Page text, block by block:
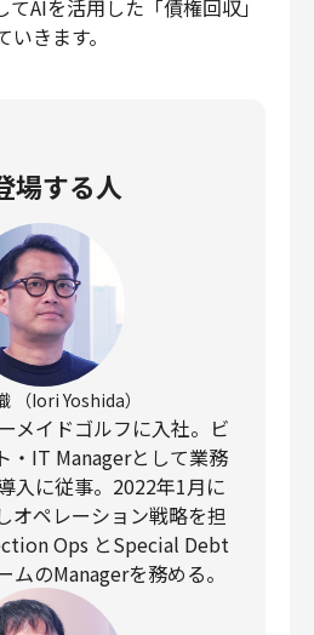
シー
の求人一覧
AIを活用した「債権回収」
きます。
場する人
（Iori Yoshida）
メイドゴルフに入社。ビ
・IT Managerとして業務
入に従事。2022年1月に
オペレーション戦略を担
Ops とSpecial Debt
のManagerを務める。